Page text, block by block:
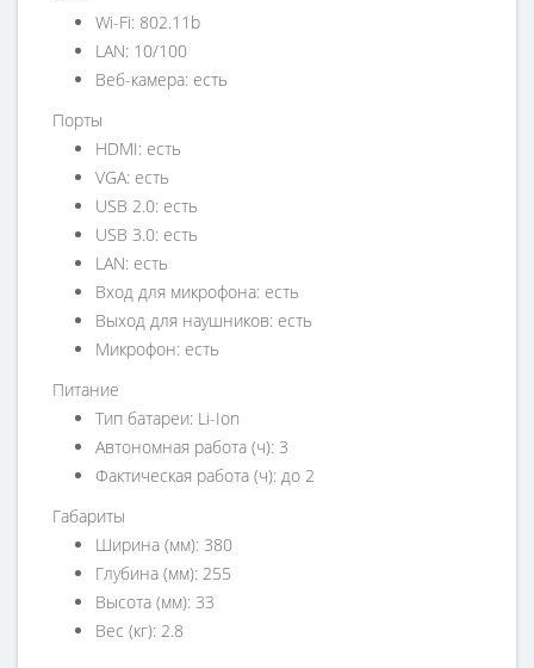
Wi-Fi: 802.11b
LAN: 10/100
Веб-камера: есть
Порты
HDMI: есть
VGA: есть
USB 2.0: есть
USB 3.0: есть
LAN: есть
Вход для микрофона: есть
Выход для наушников: есть
Микрофон: есть
Питание
Тип батареи: Li-Ion
Автономная работа (ч): 3
Фактическая работа (ч): до 2
Габариты
Ширина (мм): 380
Глубина (мм): 255
Высота (мм): 33
Вес (кг): 2.8